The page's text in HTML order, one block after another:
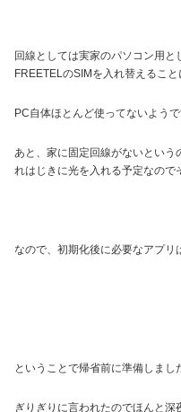
回線としては実家のパソコン用
FREETELのSIMを入れ替えること
PC自体ほとんど使ってないようで
あと、家に固定回線がないという
れはじきに光を入れる予定なので
なので、初期化後に必要なアプリ
ということで帰省前に準備しまし
ぎりぎりに言われたのでほんと深